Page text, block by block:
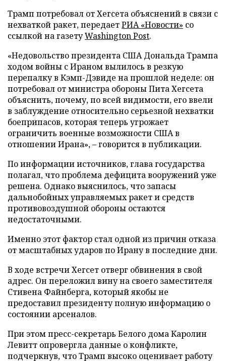
Трамп потребовал от Хегсета объяснений в связи с
нехваткой ракет, передаетРИА «Новости» со
ссылкой на газетуWashington Post.
«Недовольство президента США Дональда Трампа
ходом войны с Ираном вылилось в резкую
перепалку в Кэмп-Дэвиде на прошлой неделе: он
потребовал от министра обороны Пита Хегсета
объяснить, почему, по всей видимости, его ввели
в заблуждение относительно серьезной нехватки
боеприпасов, которая теперь угрожает
ограничить военные возможности США в
отношении Ирана», – говорится в публикации.
По информации источников, глава государства
полагал, что проблема дефицита вооружений уже
решена. Однако выяснилось, что запасы
дальнобойных управляемых ракет и средств
противовоздушной обороны остаются
недостаточными.
Именно этот фактор стал одной из причин отказа
от масштабных ударов по Ирану в последние дни.
В ходе встречи Хегсет отверг обвинения в свой
адрес. Он переложил вину на своего заместителя
Стивена Файнберга, который якобы не
предоставил президенту полную информацию о
состоянии арсеналов.
При этом пресс-секретарь Белого дома Каролин
Левитт опровергла данные о конфликте,
подчеркнув, что Трамп высоко оценивает работу